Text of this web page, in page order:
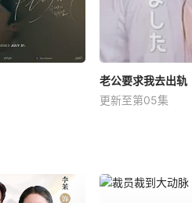
老公要求我去出轨
更新至第05集